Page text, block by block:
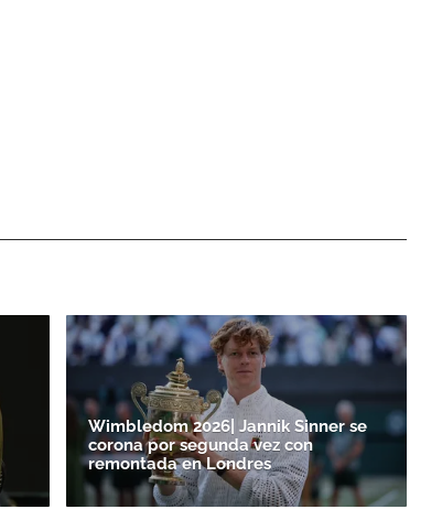
Wimbledom 2026| Jannik Sinner se
corona por segunda vez con
remontada en Londres